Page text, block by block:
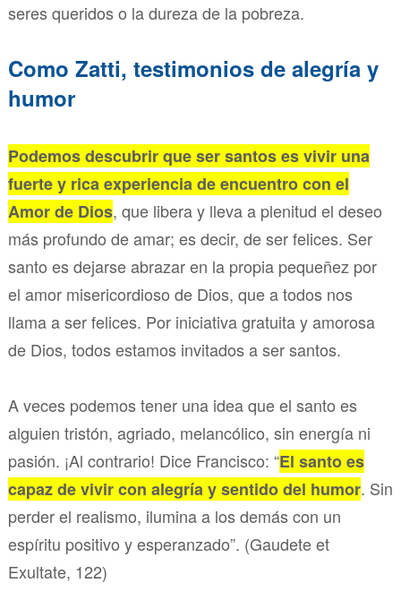
seres queridos o la dureza de la pobreza.
Como Zatti, testimonios de alegría y
humor
Podemos descubrir que ser santos es vivir una
fuerte y rica experiencia de encuentro con el
Amor de Dios, que libera y lleva a plenitud el deseo
más profundo de amar; es decir, de ser felices. Ser
santo es dejarse abrazar en la propia pequeñez por
el amor misericordioso de Dios, que a todos nos
llama a ser felices. Por iniciativa gratuita y amorosa
de Dios, todos estamos invitados a ser santos.
A veces podemos tener una idea que el santo es
alguien tristón, agriado, melancólico, sin energía ni
pasión. ¡Al contrario! Dice Francisco: “El santo es
capaz de vivir con alegría y sentido del humor. Sin
perder el realismo, ilumina a los demás con un
espíritu positivo y esperanzado”. (Gaudete et
Exultate, 122)